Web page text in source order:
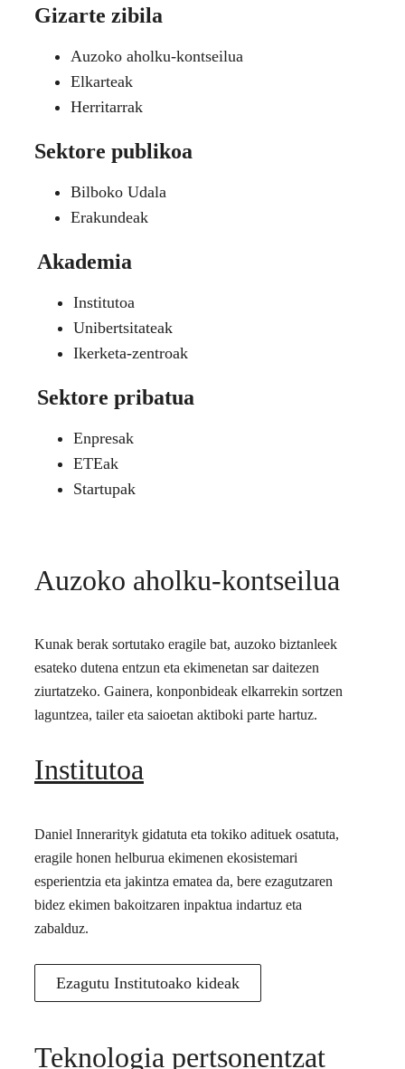
Gizarte zibila
Auzoko aholku-kontseilua
Elkarteak
Herritarrak
Sektore publikoa
Bilboko Udala
Erakundeak
Akademia
Institutoa
Unibertsitateak
Ikerketa-zentroak
Sektore pribatua
Enpresak
ETEak
Startupak
Auzoko aholku-kontseilua
Kunak berak sortutako eragile bat, auzoko biztanleek
esateko dutena entzun eta ekimenetan sar daitezen
ziurtatzeko. Gainera, konponbideak elkarrekin sortzen
laguntzea, tailer eta saioetan aktiboki parte hartuz.
Institutoa
Daniel Innerarityk gidatuta eta tokiko adituek osatuta,
eragile honen helburua ekimenen ekosistemari
esperientzia eta jakintza ematea da, bere ezagutzaren
bidez ekimen bakoitzaren inpaktua indartuz eta
zabalduz.
Ezagutu Institutoako kideak
Teknologia pertsonentzat